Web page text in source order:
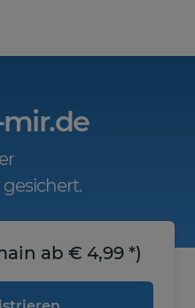
ab € 4,99 *)